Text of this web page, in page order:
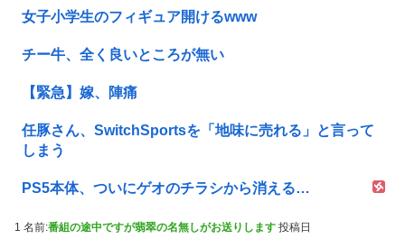
女子小学生のフィギュア開けるwww
チー牛、全く良いところが無い
【緊急】嫁、陣痛
任豚さん、SwitchSportsを「地味に売れる」と言って
しまう
PS5本体、ついにゲオのチラシから消える…
1 名前:番組の途中ですが翡翠の名無しがお送りします 投稿日